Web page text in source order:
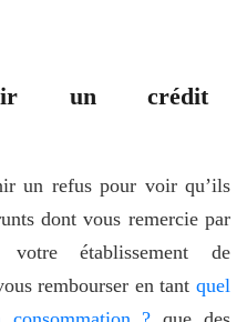
un crédit
un refus pour voir qu’ils
dont vous remercie par
votre établissement de
rembourser en tant quel